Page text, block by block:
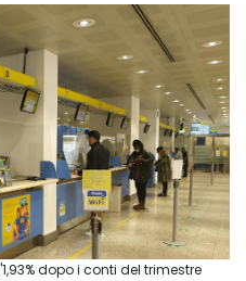
dopo i conti del trimestre